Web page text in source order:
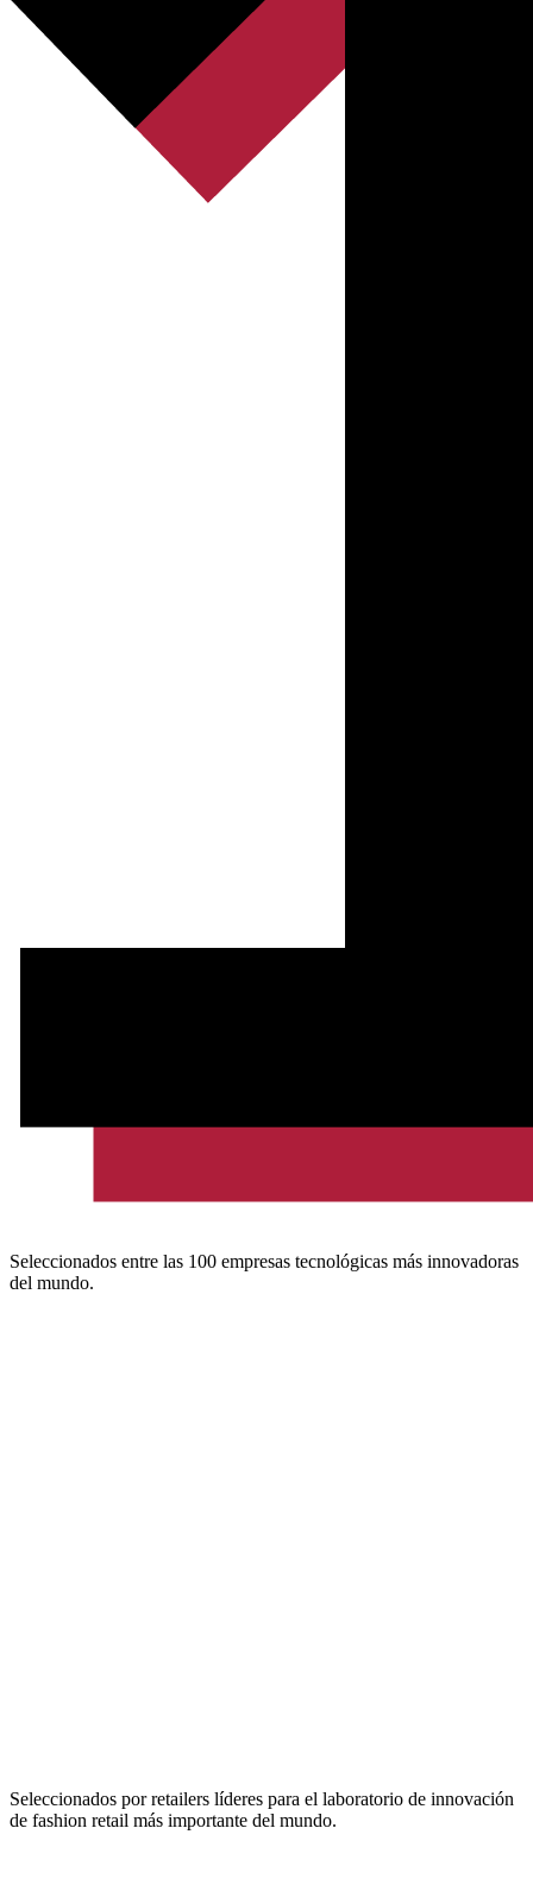
Seleccionados entre las 100 empresas tecnológicas más innovadoras
del mundo.
Seleccionados por retailers líderes para el laboratorio de innovación
de fashion retail más importante del mundo.